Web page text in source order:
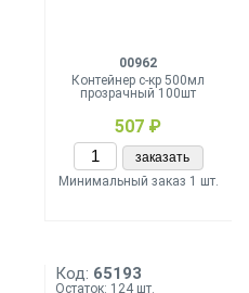
00962
Контейнер с-кр 500мл
прозрачный 100шт
507 ₽
заказать
Минимальный заказ 1 шт.
Код: 65193
Остаток: 124 шт.